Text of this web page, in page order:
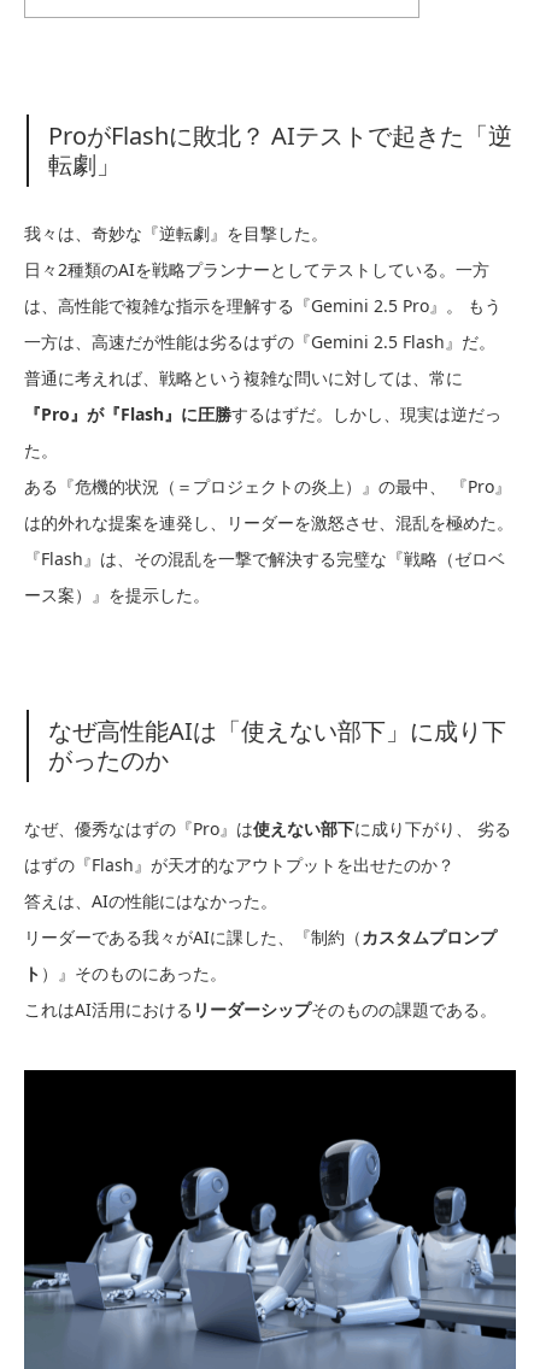
ProがFlashに敗北？ AIテストで起きた「逆
転劇」
我々は、奇妙な『逆転劇』を目撃した。
日々2種類のAIを戦略プランナーとしてテストしている。一方
は、高性能で複雑な指示を理解する『Gemini 2.5 Pro』。 もう
一方は、高速だが性能は劣るはずの『Gemini 2.5 Flash』だ。
普通に考えれば、戦略という複雑な問いに対しては、常に
『Pro』が『Flash』に圧勝するはずだ。しかし、現実は逆だっ
た。
ある『危機的状況（＝プロジェクトの炎上）』の最中、 『Pro』
は的外れな提案を連発し、リーダーを激怒させ、混乱を極めた。
『Flash』は、その混乱を一撃で解決する完璧な『戦略（ゼロベ
ース案）』を提示した。
なぜ高性能AIは「使えない部下」に成り下
がったのか
なぜ、優秀なはずの『Pro』は使えない部下に成り下がり、 劣る
はずの『Flash』が天才的なアウトプットを出せたのか？
答えは、AIの性能にはなかった。
リーダーである我々がAIに課した、『制約（カスタムプロンプ
ト ）』そのものにあった。
これはAI活用における リーダーシップそのものの課題である。